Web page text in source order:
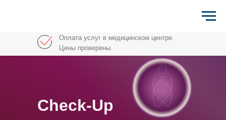
Оплата услуг в медицинском центре.
Цены проверены.
Check-Up